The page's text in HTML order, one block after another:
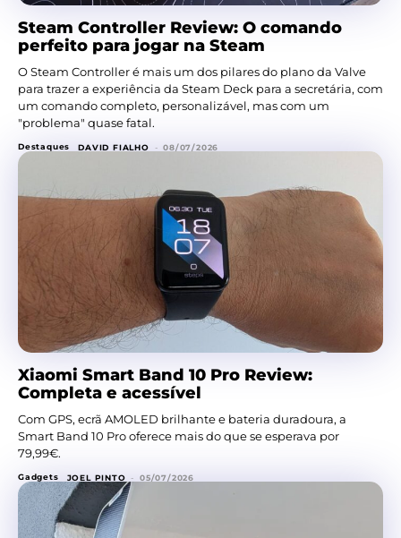
Steam Controller Review: O comando
perfeito para jogar na Steam
O Steam Controller é mais um dos pilares do plano da Valve
para trazer a experiência da Steam Deck para a secretária, com
um comando completo, personalizável, mas com um
"problema" quase fatal.
Destaques DAVID FIALHO - 08/07/2026
Xiaomi Smart Band 10 Pro Review:
Completa e acessível
Com GPS, ecrã AMOLED brilhante e bateria duradoura, a
Smart Band 10 Pro oferece mais do que se esperava por
79,99€.
Gadgets JOEL PINTO - 05/07/2026